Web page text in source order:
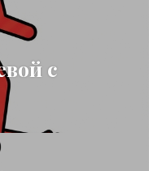
с